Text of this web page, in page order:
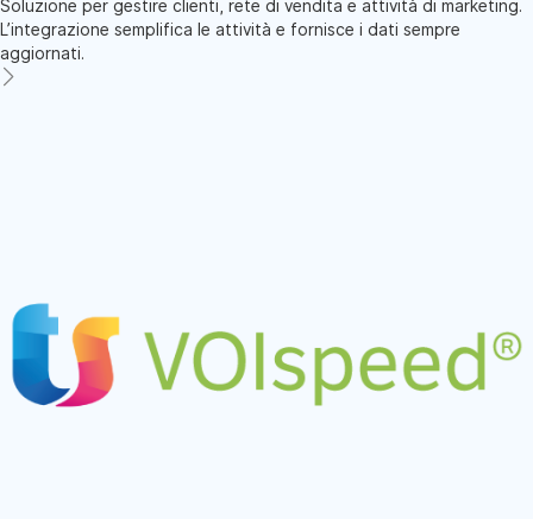
Soluzione per gestire clienti, rete di vendita e attività di marketing.
L’integrazione semplifica le attività e fornisce i dati sempre
aggiornati.